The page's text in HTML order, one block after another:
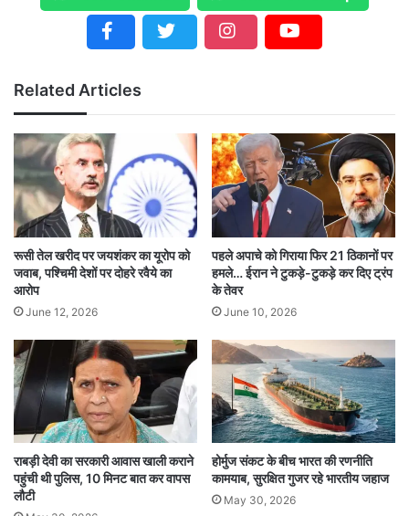
कर दिया गया है। अस्पतालों में मास्क लगाकर ही प्रवेश
मिजोरम में 7 महीने बाद कोविड के केस
मिजोरम में 7 महीने बाद दो नए कोरोना केस मिले हैं। मरीजों
का इलाज जोरम मेडिकल कॉलेज में चल रहा है। स्वास्थ्य
विभाग ने लोगों से घबराने की बजाय सतर्क रहने और कोविड
प्रोटोकॉल का पालन करने की अपील की है।
नए वैरिएंट मिले, लेकिन घबराने की जरूरत नहीं
ICMR ने बताया है कि देश में कोरोना के चार नए वैरिएंट
LF.7, XFG, JN.1 और NB.1.8.1 मिले हैं। इनमें JN.1
सबसे आम है, जो इम्यूनिटी को कमजोर करता है। हालांकि
WHO ने इन्हें चिंताजनक नहीं माना है, लेकिन निगरानी में
रखने की सलाह दी है।
कोर्ट की चेतावनी और केंद्र की तैयारी
Related Articles
रूसी तेल खरीद पर जयशंकर का यूरोप को
जवाब, पश्चिमी देशों पर दोहरे रवैये का
आरोप
June 12, 2026
पहले अपाचे को गिराया फिर 21 ठिकानों पर
हमले… ईरान ने टुकड़े-टुकड़े कर दिए ट्रंप
के तेवर
June 10, 2026
राबड़ी देवी का सरकारी आवास खाली कराने
पहुंची थी पुलिस, 10 मिनट बात कर वापस
लौटी
होर्मुज संकट के बीच भारत की रणनीति
कामयाब, सुरक्षित गुजर रहे भारतीय जहाज
May 30, 2026